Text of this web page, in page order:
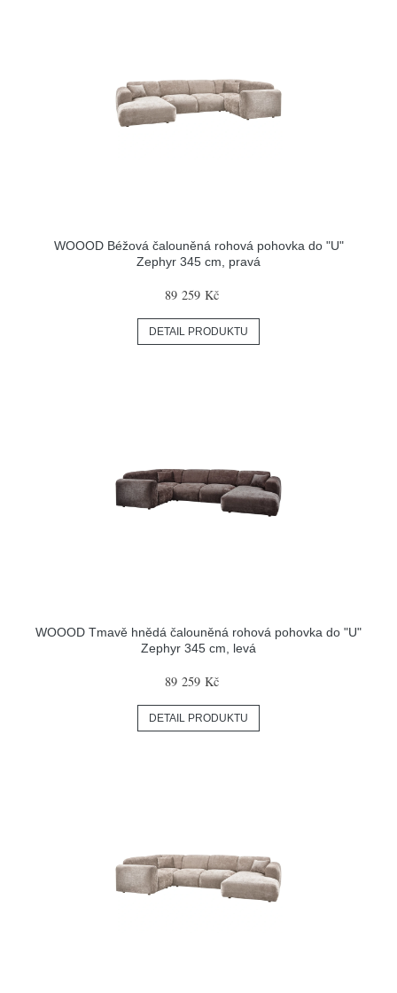
WOOOD Béžová čalouněná rohová pohovka do "U"
Zephyr 345 cm, pravá
89 259 Kč
DETAIL PRODUKTU
WOOOD Tmavě hnědá čalouněná rohová pohovka do "U"
Zephyr 345 cm, levá
89 259 Kč
DETAIL PRODUKTU